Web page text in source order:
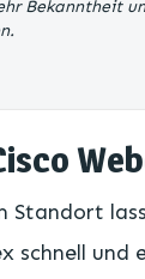
Bekanntheit
Standort
schnell und